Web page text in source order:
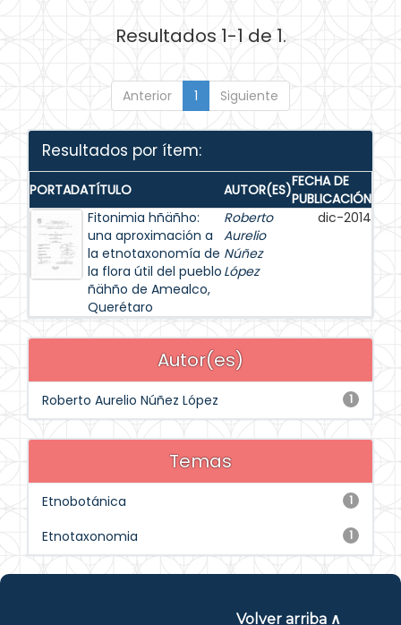
Resultados 1-1 de 1.
Anterior 1 Siguiente
Resultados por ítem:
PORTADATÍTULO AUTOR(ES)FECHA DE
PUBLICACIÓN
Fitonimia hñäñho:
una aproximación a
la etnotaxonomía de
la flora útil del pueblo
ñähño de Amealco,
Querétaro
Roberto
Aurelio
Núñez
López
dic-2014
Autor(es)
1
Roberto Aurelio Núñez López
Temas
1
Etnobotánica
1
Etnotaxonomia
Volver arriba ∧